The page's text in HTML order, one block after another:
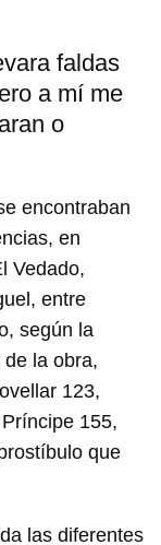
faldas
a mí me
o
encontraban
en
Vedado,
entre
según la
la obra,
123,
155,
que
las diferentes